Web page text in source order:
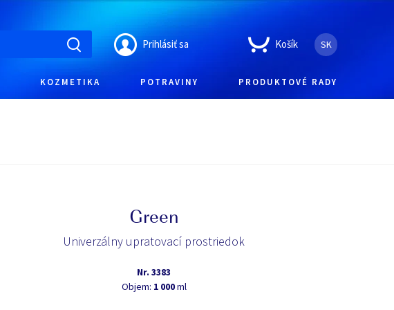
Prihlásiť sa Košík SK
KOZMETIKA POTRAVINY PRODUKTOVÉ RADY
Green
Univerzálny upratovací prostriedok
Nr. 3383
Objem: 1 000ml